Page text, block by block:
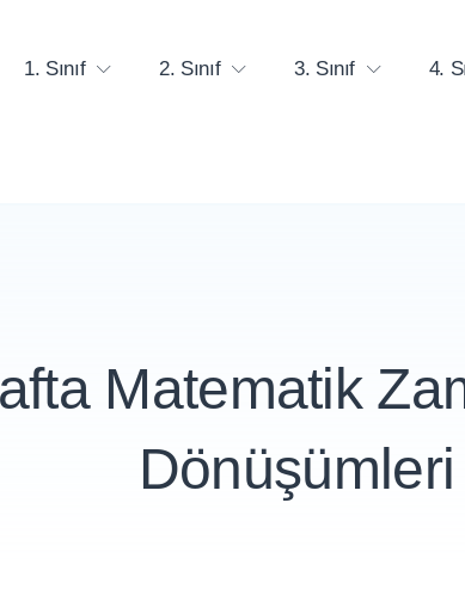
1. Sınıf
2. Sınıf 3. Sınıf 4.
Matematik
Dönüşümleri